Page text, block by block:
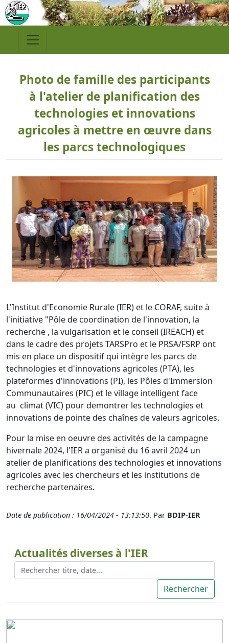
Photo de famille des participants
à l'atelier de planification des
technologies et innovations
agricoles à mettre en œuvre dans
les parcs technologiques
L'Institut d'Economie Rurale (IER) et le CORAF, suite à
l'initiative "Pôle de coordination de l'innovation, la
recherche , la vulgarisation et le conseil (IREACH) et
dans le cadre des projets TARSPro et le PRSA/FSRP ont
mis en place un dispositif qui intègre les parcs de
technologies et d'innovations agricoles (PTA), les
plateformes d'innovations (PI), les Pôles d'Immersion
Communautaires (PIC) et le village intelligent face
au climat (VIC) pour demontrer les technologies et
innovations de pointe des chaînes de valeurs agricoles.
Pour la mise en oeuvre des activités de la campagne
hivernale 2024, l'IER a organisé du 16 avril 2024 un
atelier de planifications des technologies et innovations
agricoles avec les chercheurs et les institutions de
recherche partenaires.
Date de publication : 16/04/2024 - 13:13:50. Par BDIP-IER
Actualités diverses à l'IER